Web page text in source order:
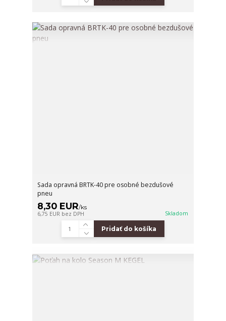
Sada opravná BRTK-40 pre osobné bezdušové
pneu
8,30 EUR/ks
6,75 EUR bez DPH Skladom
Pridať do košíka